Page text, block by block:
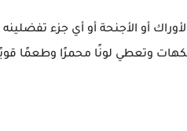
أو الأجنحة أو أي جزء
وتعطي لونًا محمرًا وطعمًا